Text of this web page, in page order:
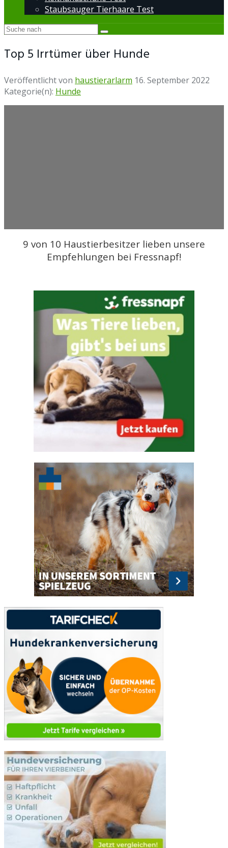
Staubsauger Tierhaare Test
Top 5 Irrtümer über Hunde
Veröffentlicht von haustierarlarm 16. September 2022
Kategorie(n): Hunde
9 von 10 Haustierbesitzer lieben unsere
Empfehlungen bei Fressnapf!